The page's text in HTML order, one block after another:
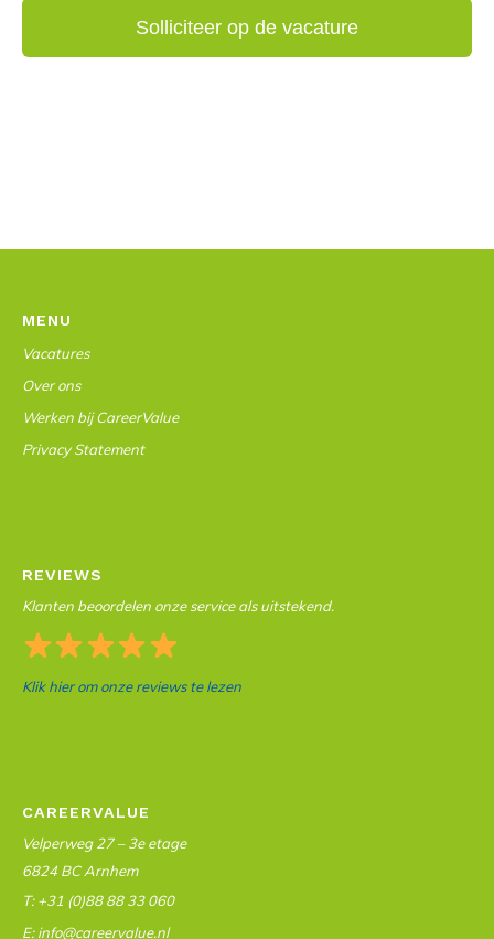
MENU
Vacatures
Over ons
Werken bij CareerValue
Privacy Statement
REVIEWS
Klanten beoordelen onze service als uitstekend.
Klik hier om onze reviews te lezen
CAREERVALUE
Velperweg 27 – 3e etage
6824 BC Arnhem
T: +31 (0)88 88 33 060
E: info@careervalue.nl